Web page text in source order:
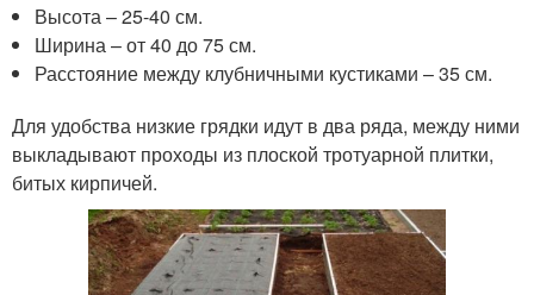
Высота – 25-40 см.
Ширина – от 40 до 75 см.
Расстояние между клубничными кустиками – 35 см.
Для удобства низкие грядки идут в два ряда, между ними
выкладывают проходы из плоской тротуарной плитки,
битых кирпичей.